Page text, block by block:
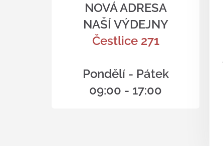
NOVÁ ADRESA
NAŠÍ VÝDEJNY
Čestlice 271
Pondělí - Pátek
09:00 - 17:00